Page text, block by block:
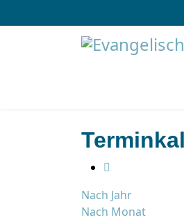
Nach Jahr
Nach Monat